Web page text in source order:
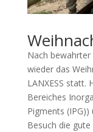
Nach
wieder das
LANXESS statt.
Bereiches
Pigments
Besuch die